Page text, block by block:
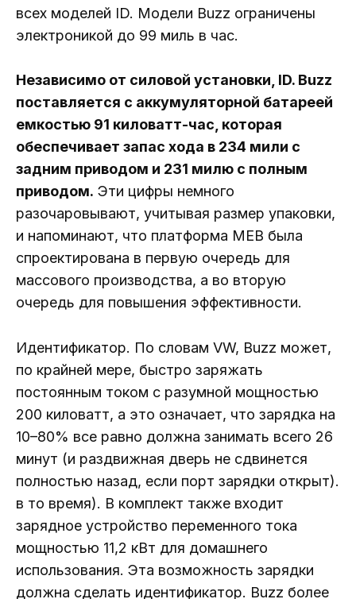
всех моделей ID. Модели Buzz ограничены
электроникой до 99 миль в час.
Независимо от силовой установки, ID. Buzz
поставляется с аккумуляторной батареей
емкостью 91 киловатт-час, которая
обеспечивает запас хода в 234 мили с
задним приводом и 231 милю с полным
приводом. Эти цифры немного
разочаровывают, учитывая размер упаковки,
и напоминают, что платформа MEB была
спроектирована в первую очередь для
массового производства, а во вторую
очередь для повышения эффективности.
Идентификатор. По словам VW, Buzz может,
по крайней мере, быстро заряжать
постоянным током с разумной мощностью
200 киловатт, а это означает, что зарядка на
10–80% все равно должна занимать всего 26
минут (и раздвижная дверь не сдвинется
полностью назад, если порт зарядки открыт).
в то время). В комплект также входит
зарядное устройство переменного тока
мощностью 11,2 кВт для домашнего
использования. Эта возможность зарядки
должна сделать идентификатор. Buzz более